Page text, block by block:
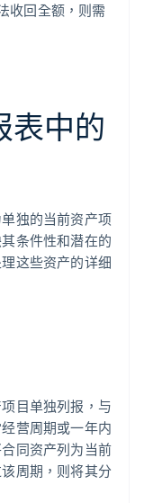
收回全额，则需
表中的
独的当前资产项
条件性和潜在的
这些资产的详细
目单独列报，与
营周期或一年内
同资产列为当前
周期，则将其分